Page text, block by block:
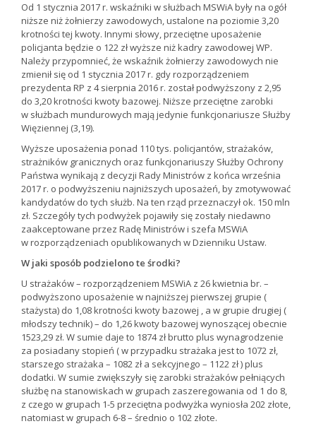
Od 1 stycznia 2017 r. wskaźniki w służbach MSWiA były na ogół
niższe niż żołnierzy zawodowych, ustalone na poziomie 3,20
krotności tej kwoty. Innymi słowy, przeciętne uposażenie
policjanta będzie o 122 zł wyższe niż kadry zawodowej WP.
Należy przypomnieć, że wskaźnik żołnierzy zawodowych nie
zmienił się od 1 stycznia 2017 r. gdy rozporządzeniem
prezydenta RP z 4 sierpnia 2016 r. został podwyższony z 2,95
do 3,20 krotności kwoty bazowej. Niższe przeciętne zarobki
w służbach mundurowych mają jedynie funkcjonariusze Służby
Więziennej (3,19).
Wyższe uposażenia ponad 110 tys. policjantów, strażaków,
strażników granicznych oraz funkcjonariuszy Służby Ochrony
Państwa wynikają z decyzji Rady Ministrów z końca września
2017 r. o podwyższeniu najniższych uposażeń, by zmotywować
kandydatów do tych służb. Na ten rząd przeznaczył ok. 150 mln
zł. Szczegóły tych podwyżek pojawiły się zostały niedawno
zaakceptowane przez Radę Ministrów i szefa MSWiA
w rozporządzeniach opublikowanych w Dzienniku Ustaw.
W jaki sposób podzielono te środki?
U strażaków – rozporządzeniem MSWiA z 26 kwietnia br. –
podwyższono uposażenie w najniższej pierwszej grupie (
stażysta) do 1,08 krotności kwoty bazowej , a w grupie drugiej (
młodszy technik) – do 1,26 kwoty bazowej wynoszącej obecnie
1523,29 zł. W sumie daje to 1874 zł brutto plus wynagrodzenie
za posiadany stopień ( w przypadku strażaka jest to 1072 zł,
starszego strażaka – 1082 zł a sekcyjnego – 1122 zł ) plus
dodatki. W sumie zwiększyły się zarobki strażaków pełniących
służbę na stanowiskach w grupach zaszeregowania od 1 do 8,
z czego w grupach 1-5 przeciętna podwyżka wyniosła 202 złote,
natomiast w grupach 6-8 – średnio o 102 złote.